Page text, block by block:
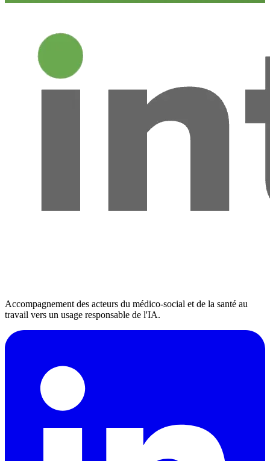
Accompagnement des acteurs du médico-social et de la santé au
travail vers un usage responsable de l'IA.